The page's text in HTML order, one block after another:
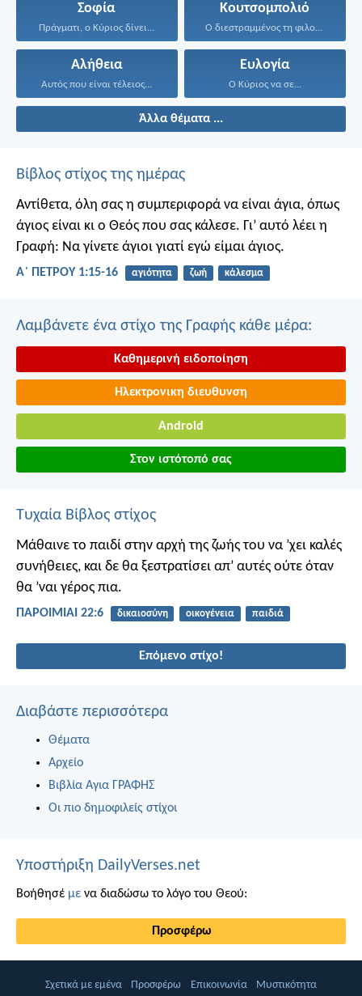
Σοφία
Πράγματι, ο Κύριος δίνει...
Κουτσομπολιό
Ο διεστραμμένος τη φιλονικία...
Αλήθεια
Αυτός που είναι τέλειος...
Ευλογία
Ο Κύριος να σε...
Άλλα θέματα ...
Βίβλος στίχος της ημέρας
Αντίθετα, όλη σας η συμπεριφορά να είναι άγια, όπως
άγιος είναι κι ο Θεός που σας κάλεσε. Γι’ αυτό λέει η
Γραφή: Να γίνετε άγιοι γιατί εγώ είμαι άγιος.
Α΄ ΠΕΤΡΟΥ 1:15-16 αγιότητα ζωή κάλεσμα
Λαμβάνετε ένα στίχο της Γραφής κάθε μέρα:
Καθημερινή ειδοποίηση
Ηλεκτρονικη διευθυνση
Android
Στον ιστότοπό σας
Τυχαία Βίβλος στίχος
Μάθαινε το παιδί στην αρχή της ζωής του να ’χει καλές
συνήθειες, και δε θα ξεστρατίσει απ’ αυτές ούτε όταν
θα ’ναι γέρος πια.
ΠΑΡΟΙΜΙΑΙ 22:6 δικαιοσύνη οικογένεια παιδιά
Επόμενο στίχο!
Διαβάστε περισσότερα
Θέματα
Αρχείο
Βιβλία Αγια ΓΡΑΦΗΣ
Οι πιο δημοφιλείς στίχοι
Υποστήριξη DailyVerses.net
Βοήθησέ με να διαδώσω το λόγο του Θεού:
Προσφέρω
Σχετικά με εμένα Προσφέρω Επικοινωνία Μυστικότητα